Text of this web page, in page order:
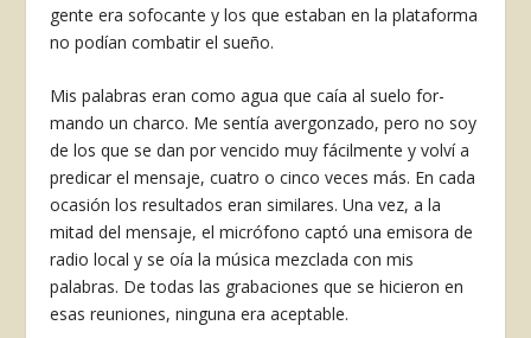
gente era sofocante y los que estaban en la plataforma
no po­dían combatir el sueño.
Mis palabras eran como agua que caía al suelo for­
mando un charco. Me sentía avergon­zado, pero no soy
de los que se dan por vencido muy fácilmente y volví a
predicar el mensaje, cuatro o cinco veces más. En cada
ocasión los resulta­dos eran similares. Una vez, a la
mitad del mensaje, el micrófono captó una emisora de
radio local y se oía la músi­ca mezclada con mis
palabras. De to­das las grabaciones que se hicieron en
esas reuniones, ninguna era aceptable.